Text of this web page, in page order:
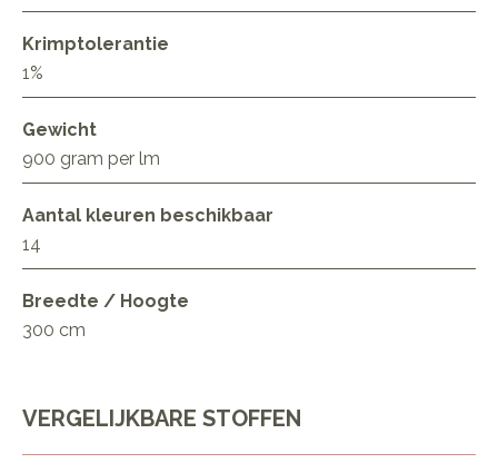
Krimptolerantie
1%
Gewicht
900 gram per lm
Aantal kleuren beschikbaar
14
Breedte / Hoogte
300 cm
VERGELIJKBARE STOFFEN